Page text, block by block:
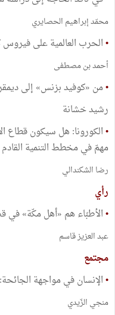
محمّد إبراهيم الحصايري
•الحرب العالمية على فيروس
أحمد بن مصطفى
•من «كوفيد بزنس» إلى
رشيد خشانة
•الكورونا: هل سيكون قطاع
مهمّ في مخطط التنمية
رضا الشكندالي
رأي
•الأطبّاء هم «أهل مكّة» في
عبد العزيز قاسم
مجتمع
•الإنسان في مواجهة
منجي الزّيدي